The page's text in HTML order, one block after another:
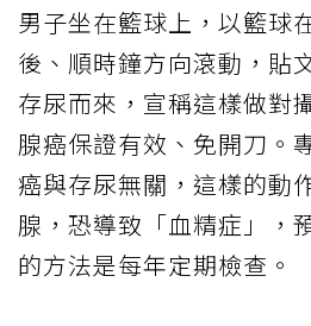
男子坐在籃球上，以籃球
後、順時鐘方向滾動，貼
存尿而來，宣稱這樣做對
腺癌保證有效、免開刀。
癌與存尿無關，這樣的動
腺，恐導致「血精症」，
的方法是每年定期檢查。